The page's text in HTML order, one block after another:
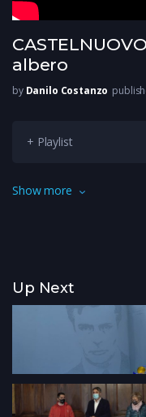
albero
by Danilo Costanzo
+ Playlist
Il paese si illumina a
Show more
Up Next